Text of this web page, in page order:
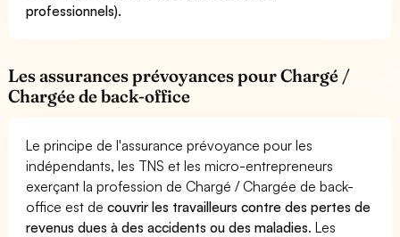
professionnels).
Les assurances prévoyances pour Chargé /
Chargée de back-office
Le principe de l'assurance prévoyance pour les
indépendants, les TNS et les micro-entrepreneurs
exerçant la profession de Chargé / Chargée de back-
office est decouvrir les travailleurs contre des pertes de
revenus dues à des accidents ou des maladies. Les